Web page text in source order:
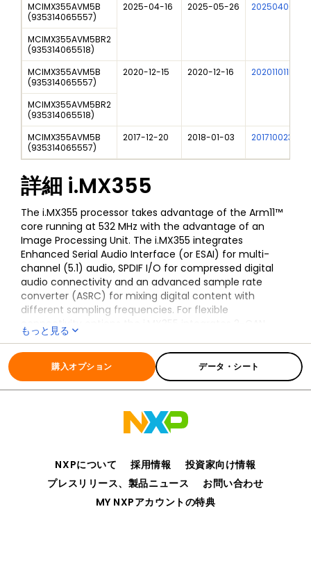
MCIMX355AVM5B
(935314065557)
2025-04-16 2025-05-26 202504007I
MCIMX355AVM5BR2
(935314065518)
MCIMX355AVM5B
(935314065557)
2020-12-15 2020-12-16 202011011I
MCIMX355AVM5BR2
(935314065518)
MCIMX355AVM5B
(935314065557)
2017-12-20 2018-01-03 201710023I
詳細 i.MX355
The i.MX355 processor takes advantage of the Arm11™
core running at 532 MHz with the advantage of an
Image Processing Unit. The i.MX355 integrates
Enhanced Serial Audio Interface (or ESAI) for multi-
channel (5.1) audio, SPDIF I/O for compressed digital
audio connectivity and an advanced sample rate
converter (ASRC) for mixing digital content with
different sampling frequencies. For flexible
connectivity options the i.MX355 integrates 2-CAN
modules, Media Local Bus (or MLB), Ethernet and the
ability to connect to external wireless modules via SDIO
or USB ports. To reduce system costs a full-speed PHY
on the Host port and high-speed PHY on the On-the-
go port were added. Support for lower cost memories
integrated. Also included are storage device
connections P-ATA and CE-ATA.
The i.MX355 is supported by companion NXP® power
management ICs (PMIC),MC13892andMMPF0100
もっと見る
全ての情報 i.MX355
購入オプション データ・シート
NXPについて 採用情報
投資家向け情報
プレスリリース、製品ニュース
お問い合わせ
MY NXPアカウントの特典